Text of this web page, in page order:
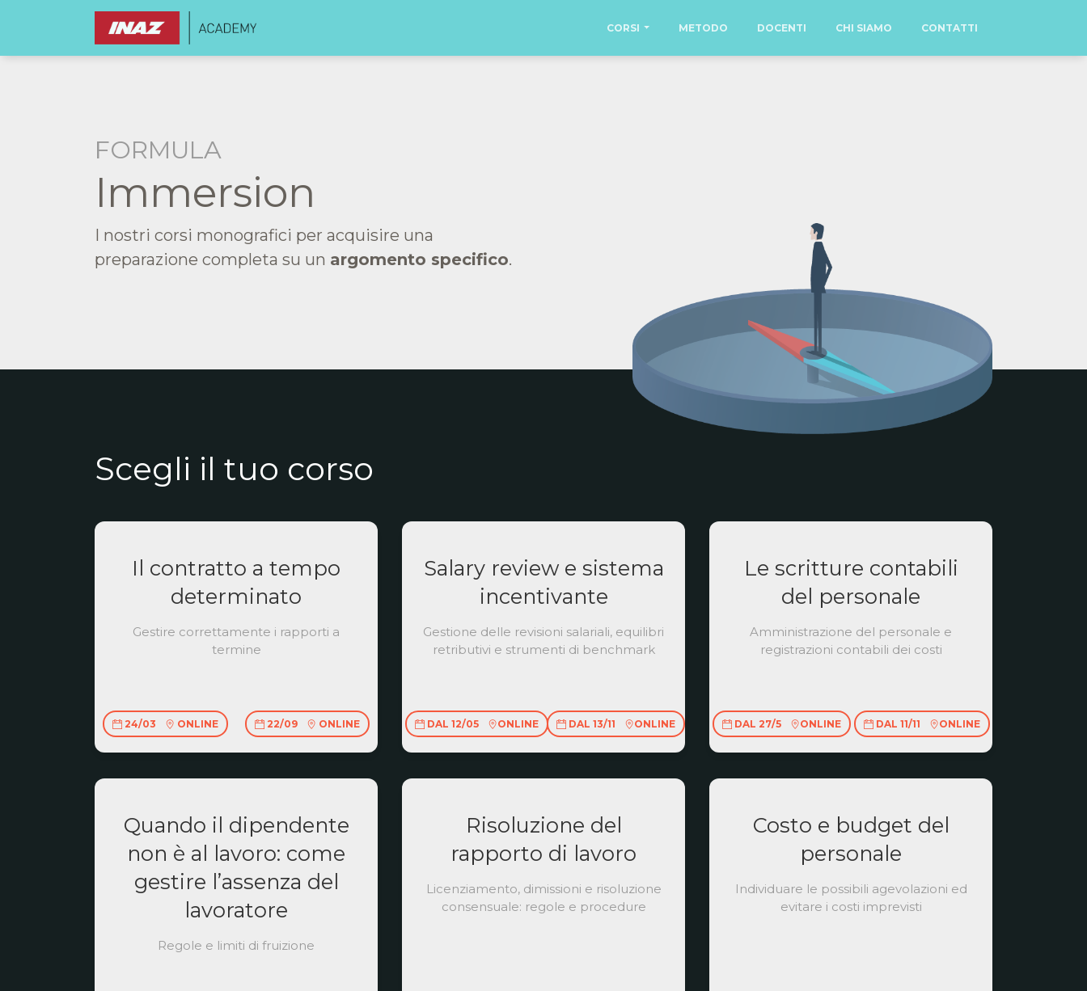
CORSI METODO DOCENTI CHI SIAMO CONTATTI
FORMULA
Immersion
I nostri corsi monografici per acquisire una
preparazione completa su un argomento specifico.
Scegli il tuo corso
Il contratto a tempo
determinato
Gestire correttamente i rapporti a
termine
24/03 ONLINE 22/09 ONLINE
Salary review e sistema
incentivante
Gestione delle revisioni salariali, equilibri
retributivi e strumenti di benchmark
DAL 12/05 ONLINE DAL 13/11 ONLINE
Le scritture contabili
del personale
Amministrazione del personale e
registrazioni contabili dei costi
DAL 27/5 ONLINE DAL 11/11 ONLINE
Quando il dipendente
non è al lavoro: come
gestire l’assenza del
lavoratore
Regole e limiti di fruizione
Risoluzione del
rapporto di lavoro
Licenziamento, dimissioni e risoluzione
consensuale: regole e procedure
Costo e budget del
personale
Individuare le possibili agevolazioni ed
evitare i costi imprevisti